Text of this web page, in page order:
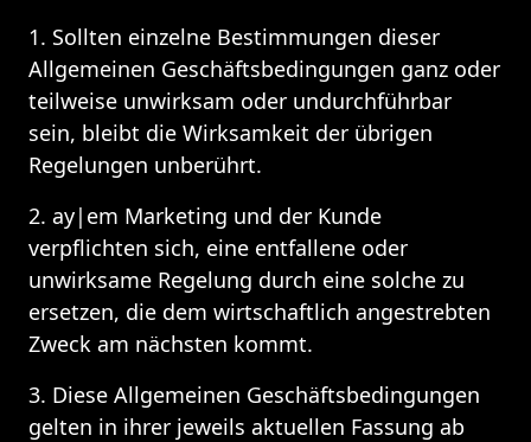
1. Sollten einzelne Bestimmungen dieser
Allgemeinen Geschäftsbedingungen ganz oder
teilweise unwirksam oder undurchführbar
sein, bleibt die Wirksamkeit der übrigen
Regelungen unberührt.
2. ay|em Marketing und der Kunde
verpflichten sich, eine entfallene oder
unwirksame Regelung durch eine solche zu
ersetzen, die dem wirtschaftlich angestrebten
Zweck am nächsten kommt.
3. Diese Allgemeinen Geschäftsbedingungen
gelten in ihrer jeweils aktuellen Fassung ab